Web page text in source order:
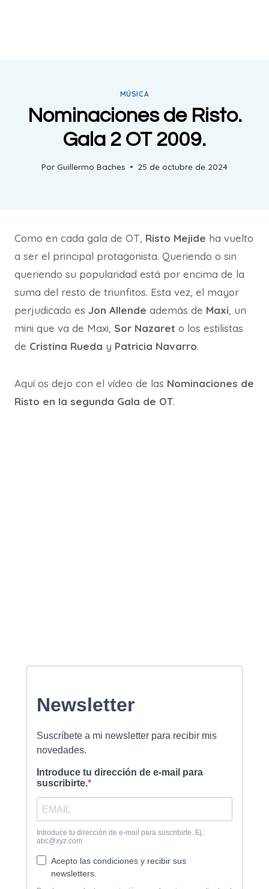
MÚSICA
Nominaciones de Risto.
Gala 2 OT 2009.
Por Guillermo Baches 25 de octubre de 2024
Como en cada gala de OT, Risto Mejide ha vuelto
a ser el principal protagonista. Queriendo o sin
queriendo su popularidad está por encima de la
suma del resto de triunfitos. Esta vez, el mayor
perjudicado es Jon Allende además de Maxi, un
mini que va de Maxi, Sor Nazaret o los estilistas
de Cristina Rueda y Patricia Navarro.
Aquí os dejo con el vídeo de las Nominaciones de
Risto en la segunda Gala de OT.